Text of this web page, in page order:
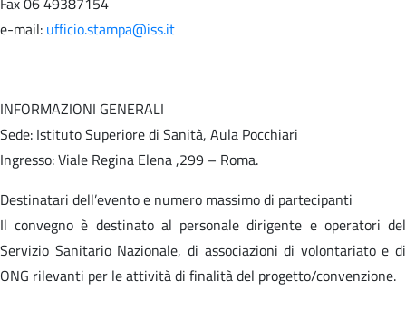
e-mail: ufficio.stampa@iss.it
INFORMAZIONI GENERALI
Sede: Istituto Superiore di Sanità, Aula Pocchiari
Ingresso: Viale Regina Elena ,299 – Roma.
Destinatari dell’evento e numero massimo di partecipanti
Il convegno è destinato al personale dirigente e operatori del
Servizio Sanitario Nazionale, di associazioni di volontariato e di
ONG rilevanti per le attività di finalità del progetto/convenzione.